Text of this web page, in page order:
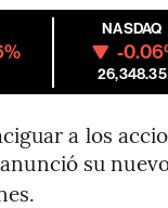
NASDAQ
-
26,348.35
a los
su